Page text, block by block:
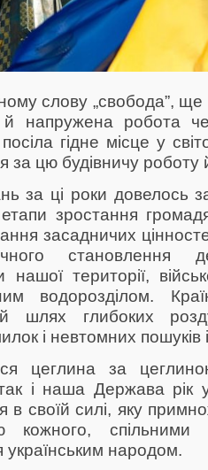
слову „свобода”,
й напружена робота
гідне місце у
цю будівничу роботу й
за ці роки довелось
зростання
засадничих
становлення
території,
водорозділом.
шлях глибоких
і невтомних пошуків
цеглина за
і наша Держава рік
в своїй силі, яку
кожного, спільними
українським народом.